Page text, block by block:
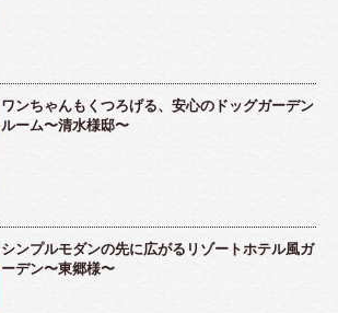
ワンちゃんもくつろげる、安心のドッグガーデン
ルーム〜清水様邸〜
シンプルモダンの先に広がるリゾートホテル風ガ
ーデン〜東郷様〜